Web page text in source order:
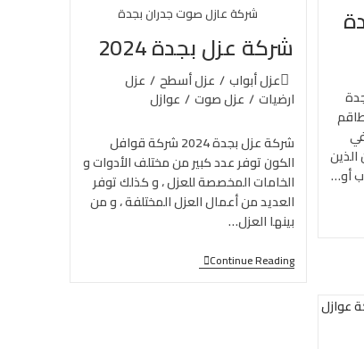
أو…
شركة عازل صوت جدران بجدة
شركة عزل بجدة 2024
عزل أبواب/ عزل أسطح/ عزل
ارضيات/ عزل صوت/ عوازل
شركة عزل بجدة 2024 شركة قوافل
الكون توفر عدد كبير من مختلف الأدوات و
الخامات المخصصة للعزل ، و كذلك توفر
العديد من أعمال العزل المختلفة ، و من
بينها العزل…
Continue Reading